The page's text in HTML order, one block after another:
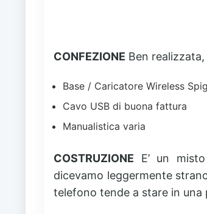
CONFEZIONE Ben
Base / Caricatore Wireless
Cavo USB di buona fattura
Manualistica varia
COSTRUZIONE E’ un
dicevamo leggermente
telefono tende a stare in